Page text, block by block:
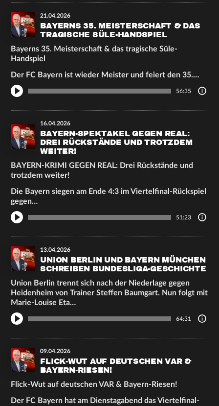
21.04.2026
BAYERNS 35. MEISTERSCHAFT & DAS
TRAGISCHE SÜLE-HANDSPIEL
Bayerns 35. Meisterschaft & das tragische Süle-
Handspiel
Der FC Bayern ist wieder Meister und feiert den 35.…
56:35
16.04.2026
BAYERN-SPEKTAKEL GEGEN REAL:
DREI RÜCKSTÄNDE UND TROTZDEM
WEITER!
BAYERN-KRIMI GEGEN REAL: Drei Rückstände und
trotzdem weiter!
Die Bayern siegen am Ende 4:3 im Viertelfinal-Rückspiel
gegen…
51:23
13.04.2026
UNION BERLIN UND BAYERN MÜNCHEN
SCHREIBEN BUNDESLIGA-GESCHICHTE
Union Berlin trennt sich nach der Niederlage gegen
Heidenheim von Trainer Steffen Baumgart. Nun folgt mit
Marie-Louise Eta…
64:31
09.04.2026
FLICK-WUT AUF DEUTSCHEN VAR &
BAYERN-RIESEN!
Flick-Wut auf deutschen VAR & Bayern-Riesen!
Der FC Bayern hat am Dienstagabend das Viertelfinal-